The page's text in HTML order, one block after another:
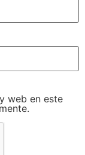
web en este